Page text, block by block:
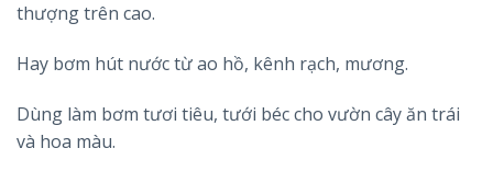
thượng trên cao.
Hay bơm hút nước từ ao hồ, kênh rạch, mương.
Dùng làm bơm tươi tiêu, tưới béc cho vườn cây ăn trái
và hoa màu.